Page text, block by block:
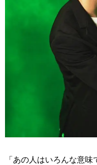
「あの人はいろんな意